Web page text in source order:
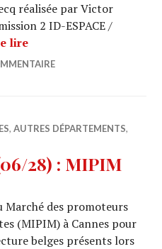
réalisée par Victor
2 ID-ESPACE /
lireTELE-BRUXELLES :
,AUTRES DÉPARTEMENTS,
28) : MIPIM
Marché des promoteurs
(MIPIM) à Cannes pour
belges présents lors